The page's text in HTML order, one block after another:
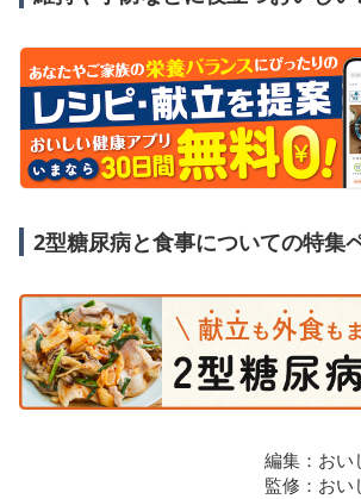
2型糖尿病と食事についての特集
編集：おい
監修：おい